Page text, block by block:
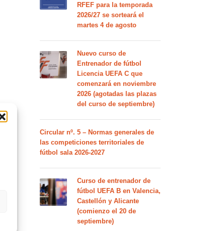
RFEF para la temporada
2026/27 se sorteará el
martes 4 de agosto
Nuevo curso de
Entrenador de fútbol
Licencia UEFA C que
comenzará en noviembre
2026 (agotadas las plazas
del curso de septiembre)
Circular nº. 5 – Normas generales de
las competiciones territoriales de
fútbol sala 2026-2027
Curso de entrenador de
fútbol UEFA B en Valencia,
Castellón y Alicante
(comienzo el 20 de
septiembre)